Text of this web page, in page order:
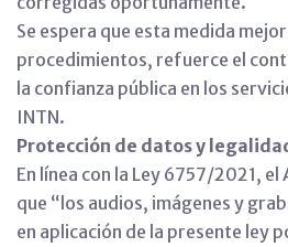
Se espera que esta medida
procedimientos, refuerce el
la confianza pública en los
INTN.
Protección de datos y
En línea con la Ley 6757/2021,
que “los audios, imágenes y
en aplicación de la presente ley